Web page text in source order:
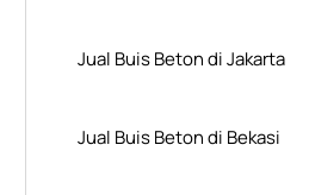
Jual Buis Beton di Jakarta
Jual Buis Beton di Bekasi